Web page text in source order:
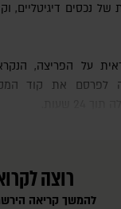
של נכסים דיגיטליים,
לפרסם את קוד
רוצה
להמשך קריאה